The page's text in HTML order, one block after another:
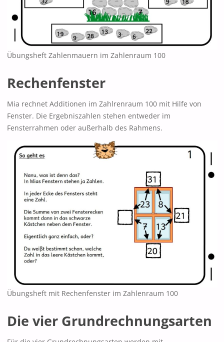
Übungsheft Zahlenmauern im Zahlenraum 100
Rechenfenster
Mia rechnet Additionen im Zahlrenraum 100 mit Hilfe von
Fenster. Die Ergebniszahlen stehen entweder im
Fensterrahmen oder außerhalb des Rahmens.
Übungsheft mit Rechenfenster im Zahlenraum 100
Die vier Grundrechnungsarten